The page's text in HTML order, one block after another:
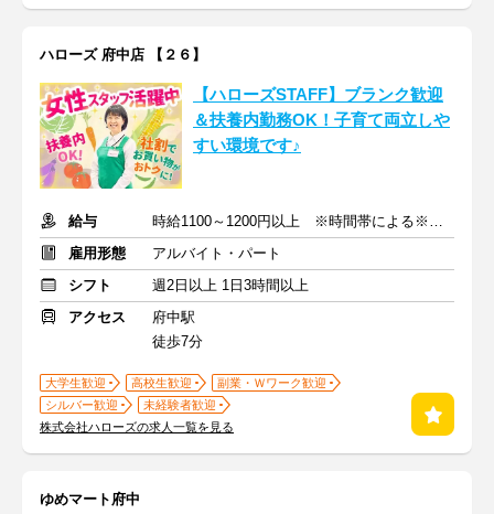
ハローズ 府中店 【２６】
【ハローズSTAFF】ブランク歓迎
＆扶養内勤務OK！子育て両立しや
すい環境です♪
給与
時給1100～1200円以上 ※時間帯による※交通費支給
雇用形態
アルバイト・パート
シフト
週2日以上 1日3時間以上
アクセス
府中駅
徒歩7分
大学生歓迎 高校生歓迎
副業・Ｗワーク歓迎
シルバー歓迎
未経験者歓迎
株式会社ハローズの求人一覧を見る
ゆめマート府中